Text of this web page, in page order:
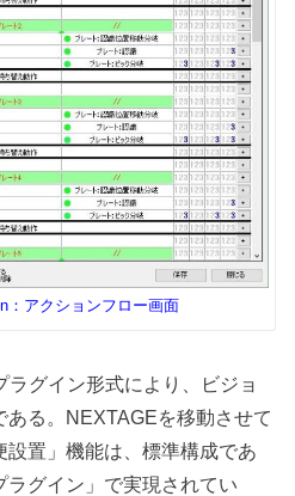
アクションフロー画面
ラグイン形式により、ビジョ
ある。NEXTAGEを移動させて
設置」機能は、標準構成であ
ラグイン」で実現されてい